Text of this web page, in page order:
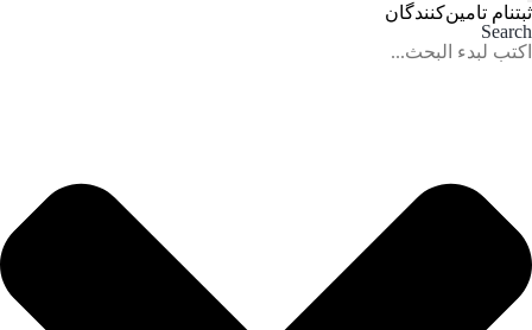
ثبتنام تامین‌کنندگان
Search